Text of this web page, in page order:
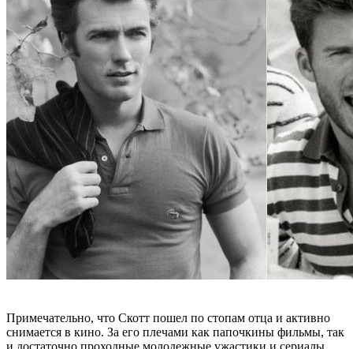
Примечательно, что Скотт пошел по стопам отца и активно
снимается в кино. За его плечами как папочкины фильмы, так
и достаточно проходные молодежные ужастики и сериалы.